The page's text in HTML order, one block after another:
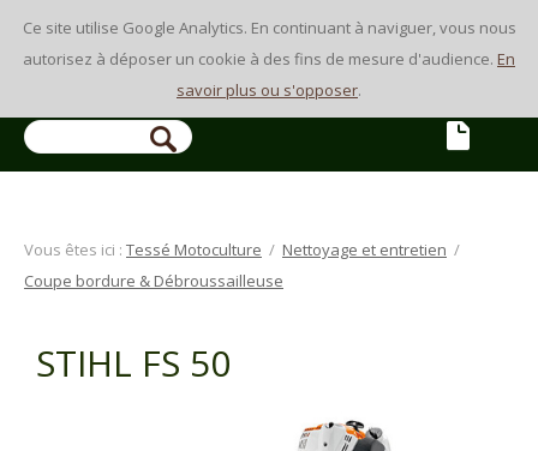
Ce site utilise Google Analytics. En continuant à naviguer, vous nous
autorisez à déposer un cookie à des fins de mesure d'audience. En
savoir plus ou s'opposer.
Vous êtes ici : Tessé Motoculture / Nettoyage et entretien /
Coupe bordure & Débroussailleuse
STIHL FS 50